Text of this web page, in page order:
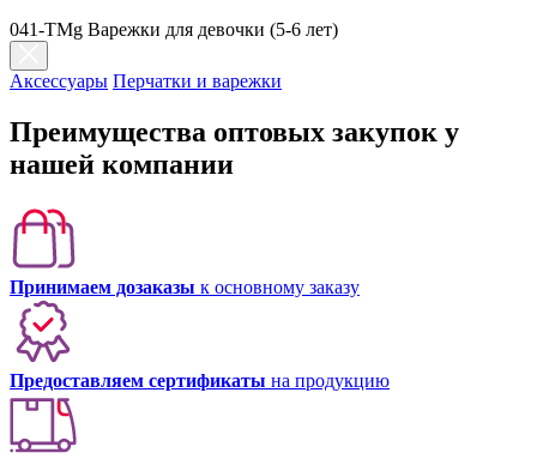
041-TMg Варежки для девочки (5-6 лет)
Аксессуары Перчатки и варежки
Преимущества оптовых закупок у
нашей компании
Принимаем дозаказы к основному заказу
Предоставляем сертификаты на продукцию